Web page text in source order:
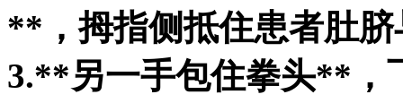
**，拇指侧抵住患者肚
3.**另一手包住拳头**，